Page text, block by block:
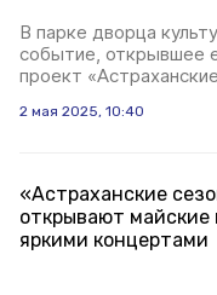
В парке дворца
событие, открывшее
проект
2 мая 2025, 10:40
«Астраханские
открывают майские
яркими концертами